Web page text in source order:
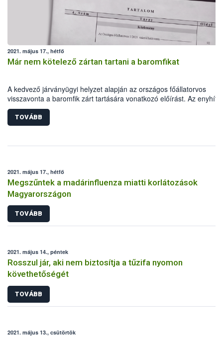
2021. május 17., hétfő
Már nem kötelező zártan tartani a baromfikat
A kedvező járványügyi helyzet alapján az országos főállatorvos
visszavonta a baromfik zárt tartására vonatkozó előírást. Az enyhítő
intézkedés részleges, hiszen az állatok zártan etetése és itatása
továbbra is kötelező marad. Fontos, hogy az állattartók a jövőben is
betartsák a járványvédelmi minimumfeltételeket, hiszen csak ezzel a
madárinfluenza újból megjelenjen hazánkban.
TOVÁBB
2021. május 17., hétfő
Megszűntek a madárinfluenza miatti korlátozások
Magyarországon
TOVÁBB
2021. május 14., péntek
Rosszul jár, aki nem biztosítja a tűzifa nyomon
követhetőségét
TOVÁBB
2021. május 13., csütörtök